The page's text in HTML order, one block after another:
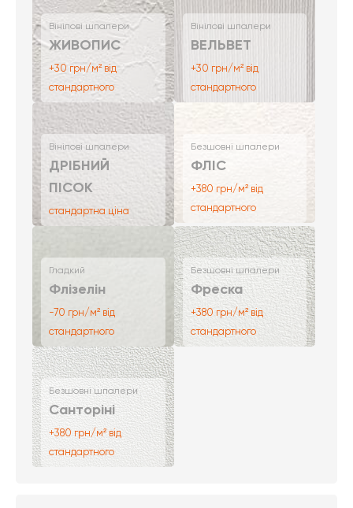
Вінілові шпалери
ЖИВОПИС
+30 грн/м² від
стандартного
Вінілові шпалери
ВЕЛЬВЕТ
+30 грн/м² від
стандартного
Вінілові шпалери
ДРІБНИЙ
ПІСОК
стандартна ціна
Безшовні шпалери
ФЛІС
+380 грн/м² від
стандартного
Гладкий
Флізелін
-70 грн/м² від
стандартного
Безшовні шпалери
Фреска
+380 грн/м² від
стандартного
Безшовні шпалери
Санторіні
+380 грн/м² від
стандартного